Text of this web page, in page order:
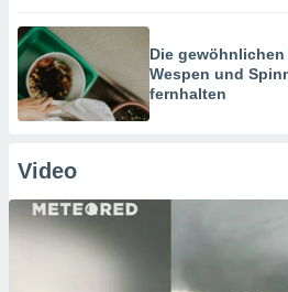
Die
Wespen und
fernhalten
Video